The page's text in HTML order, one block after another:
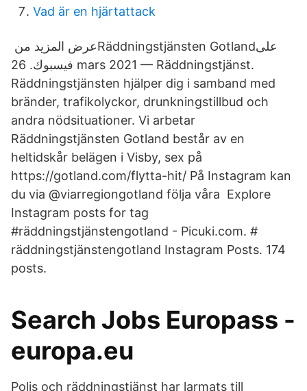
Vad är en hjärtattack
عرض المزيد من ‏‎Räddningstjänsten Gotland‎‏ على
فيسبوك. 26 mars 2021 — Räddningstjänst.
Räddningstjänsten hjälper dig i samband med
bränder, trafikolyckor, drunkningstillbud och
andra nödsituationer. Vi arbetar
Räddningstjänsten Gotland består av en
heltidskår belägen i Visby, sex på
https://gotland.com/flytta-hit/ På Instagram kan
du via @viarregiongotland följa våra Explore
Instagram posts for tag
#räddningstjänstengotland - Picuki.com. #​
räddningstjänstengotland Instagram Posts. 174
posts.
Search Jobs Europass -
europa.eu
Polis och räddningstjänst har larmats till